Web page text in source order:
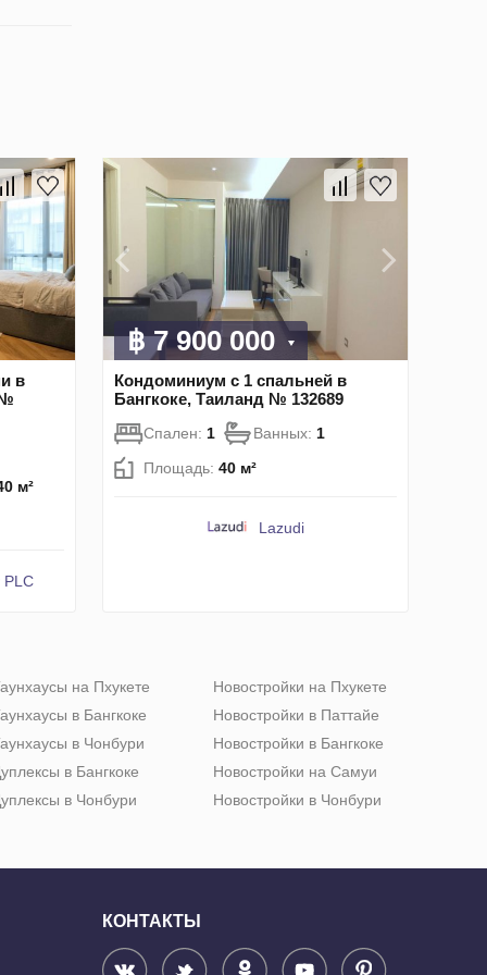
в
№
м²
PLC
฿ 7 900 000
Кондоминиум с 1 спальней в
Бангкоке, Таиланд № 132689
Спален: 1 Ванных: 1
Площадь: 40 м²
Lazudi
на Пхукете
в Бангкоке
в Чонбури
в Бангкоке
в Чонбури
Новостройки на Пхукете
Новостройки в Паттайе
Новостройки в Бангкоке
Новостройки на Самуи
Новостройки в Чонбури
КОНТАКТЫ